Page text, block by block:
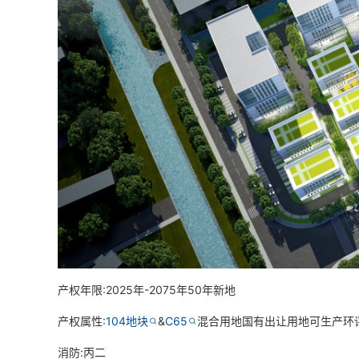
产权年限:2025年-2075年50年新地
产权属性:104地块 &C65 混合用地国有出让用地可生产环
消防:丙二